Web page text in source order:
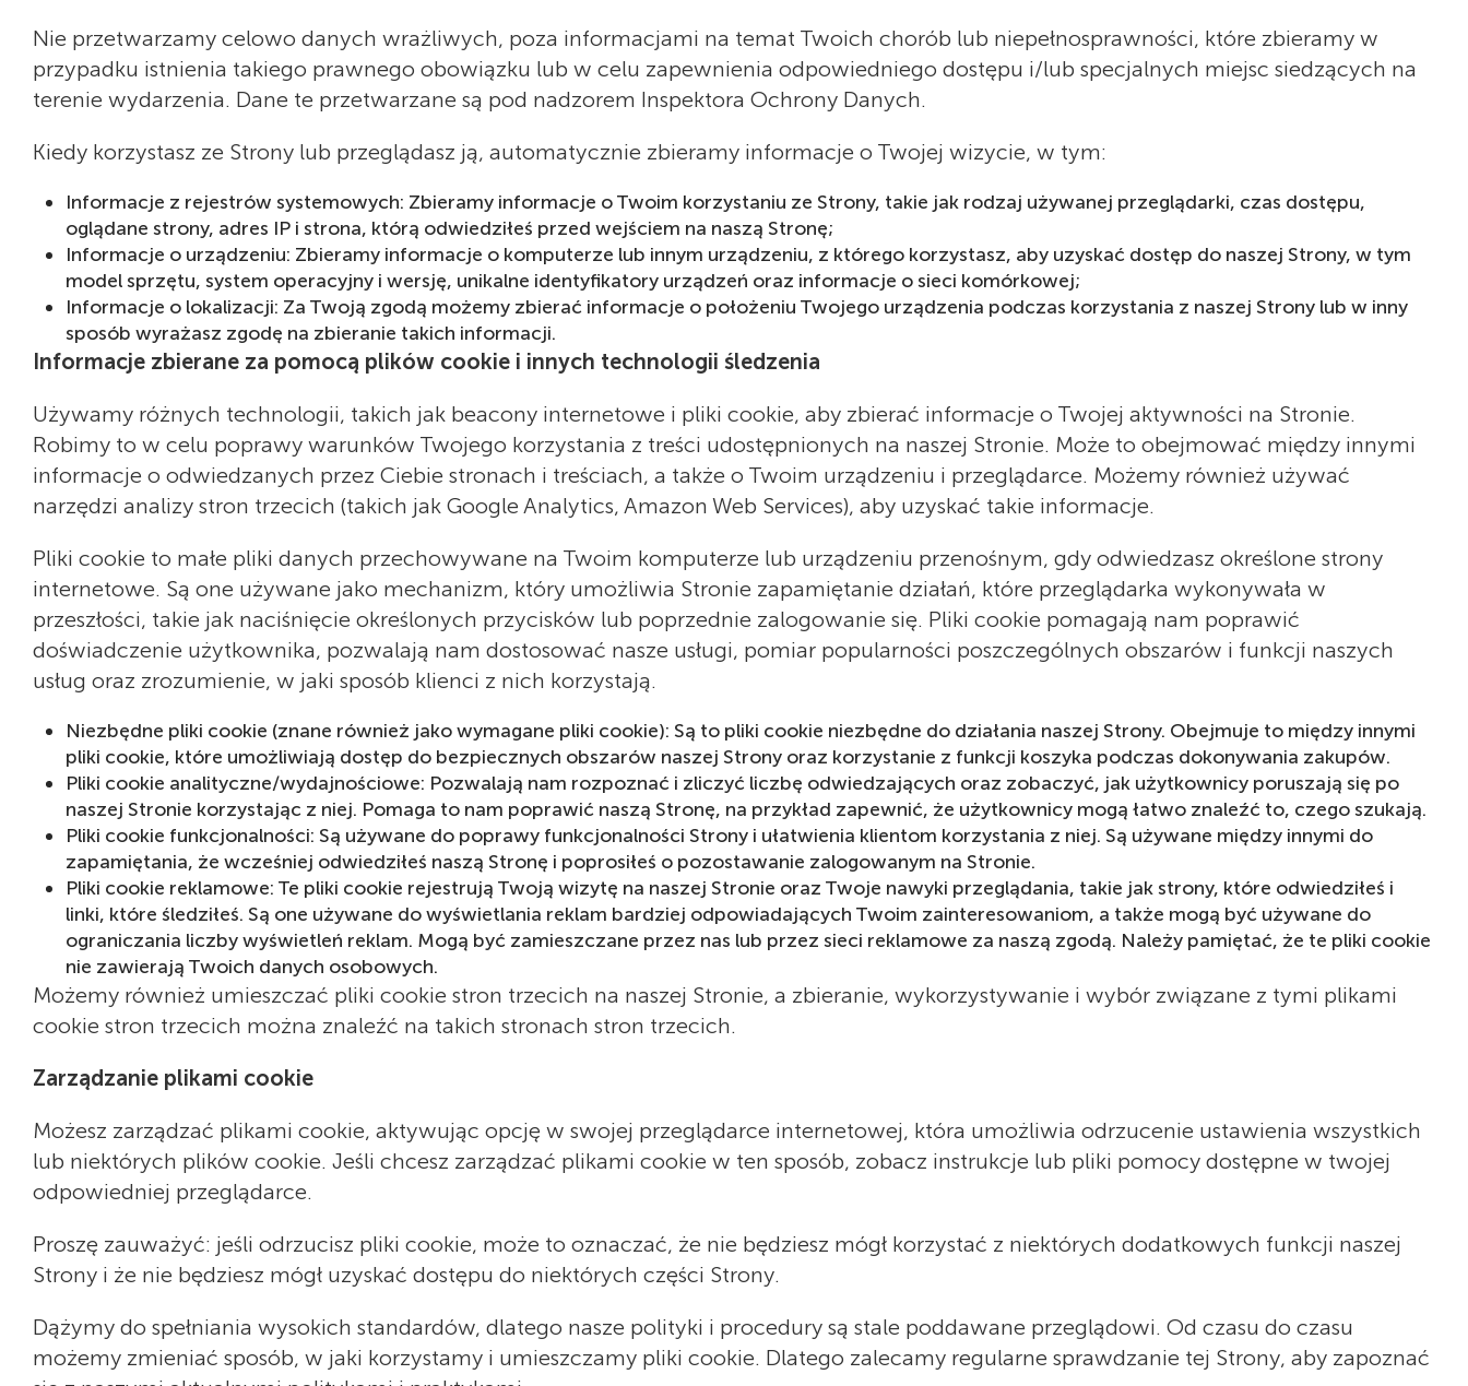
Nie przetwarzamy celowo danych wrażliwych, poza informacjami na temat Twoich chorób lub niepełnosprawności, które zbieramy w
przypadku istnienia takiego prawnego obowiązku lub w celu zapewnienia odpowiedniego dostępu i/lub specjalnych miejsc siedzących na
terenie wydarzenia. Dane te przetwarzane są pod nadzorem Inspektora Ochrony Danych.
Kiedy korzystasz ze Strony lub przeglądasz ją, automatycznie zbieramy informacje o Twojej wizycie, w tym:
Informacje z rejestrów systemowych: Zbieramy informacje o Twoim korzystaniu ze Strony, takie jak rodzaj używanej przeglądarki, czas dostępu,
oglądane strony, adres IP i strona, którą odwiedziłeś przed wejściem na naszą Stronę;
Informacje o urządzeniu: Zbieramy informacje o komputerze lub innym urządzeniu, z którego korzystasz, aby uzyskać dostęp do naszej Strony, w tym
model sprzętu, system operacyjny i wersję, unikalne identyfikatory urządzeń oraz informacje o sieci komórkowej;
Informacje o lokalizacji: Za Twoją zgodą możemy zbierać informacje o położeniu Twojego urządzenia podczas korzystania z naszej Strony lub w inny
sposób wyrażasz zgodę na zbieranie takich informacji.
Informacje zbierane za pomocą plików cookie i innych technologii śledzenia
Używamy różnych technologii, takich jak beacony internetowe i pliki cookie, aby zbierać informacje o Twojej aktywności na Stronie.
Robimy to w celu poprawy warunków Twojego korzystania z treści udostępnionych na naszej Stronie. Może to obejmować między innymi
informacje o odwiedzanych przez Ciebie stronach i treściach, a także o Twoim urządzeniu i przeglądarce. Możemy również używać
narzędzi analizy stron trzecich (takich jak Google Analytics, Amazon Web Services), aby uzyskać takie informacje.
Pliki cookie to małe pliki danych przechowywane na Twoim komputerze lub urządzeniu przenośnym, gdy odwiedzasz określone strony
internetowe. Są one używane jako mechanizm, który umożliwia Stronie zapamiętanie działań, które przeglądarka wykonywała w
przeszłości, takie jak naciśnięcie określonych przycisków lub poprzednie zalogowanie się. Pliki cookie pomagają nam poprawić
doświadczenie użytkownika, pozwalają nam dostosować nasze usługi, pomiar popularności poszczególnych obszarów i funkcji naszych
usług oraz zrozumienie, w jaki sposób klienci z nich korzystają.
Niezbędne pliki cookie (znane również jako wymagane pliki cookie): Są to pliki cookie niezbędne do działania naszej Strony. Obejmuje to między innymi
pliki cookie, które umożliwiają dostęp do bezpiecznych obszarów naszej Strony oraz korzystanie z funkcji koszyka podczas dokonywania zakupów.
Pliki cookie analityczne/wydajnościowe: Pozwalają nam rozpoznać i zliczyć liczbę odwiedzających oraz zobaczyć, jak użytkownicy poruszają się po
naszej Stronie korzystając z niej. Pomaga to nam poprawić naszą Stronę, na przykład zapewnić, że użytkownicy mogą łatwo znaleźć to, czego szukają.
Pliki cookie funkcjonalności: Są używane do poprawy funkcjonalności Strony i ułatwienia klientom korzystania z niej. Są używane między innymi do
zapamiętania, że wcześniej odwiedziłeś naszą Stronę i poprosiłeś o pozostawanie zalogowanym na Stronie.
Pliki cookie reklamowe: Te pliki cookie rejestrują Twoją wizytę na naszej Stronie oraz Twoje nawyki przeglądania, takie jak strony, które odwiedziłeś i
linki, które śledziłeś. Są one używane do wyświetlania reklam bardziej odpowiadających Twoim zainteresowaniom, a także mogą być używane do
ograniczania liczby wyświetleń reklam. Mogą być zamieszczane przez nas lub przez sieci reklamowe za naszą zgodą. Należy pamiętać, że te pliki cookie
nie zawierają Twoich danych osobowych.
Możemy również umieszczać pliki cookie stron trzecich na naszej Stronie, a zbieranie, wykorzystywanie i wybór związane z tymi plikami
cookie stron trzecich można znaleźć na takich stronach stron trzecich.
Zarządzanie plikami cookie
Możesz zarządzać plikami cookie, aktywując opcję w swojej przeglądarce internetowej, która umożliwia odrzucenie ustawienia wszystkich
lub niektórych plików cookie. Jeśli chcesz zarządzać plikami cookie w ten sposób, zobacz instrukcje lub pliki pomocy dostępne w twojej
odpowiedniej przeglądarce.
Proszę zauważyć: jeśli odrzucisz pliki cookie, może to oznaczać, że nie będziesz mógł korzystać z niektórych dodatkowych funkcji naszej
Strony i że nie będziesz mógł uzyskać dostępu do niektórych części Strony.
Dążymy do spełniania wysokich standardów, dlatego nasze polityki i procedury są stale poddawane przeglądowi. Od czasu do czasu
możemy zmieniać sposób, w jaki korzystamy i umieszczamy pliki cookie. Dlatego zalecamy regularne sprawdzanie tej Strony, aby zapoznać